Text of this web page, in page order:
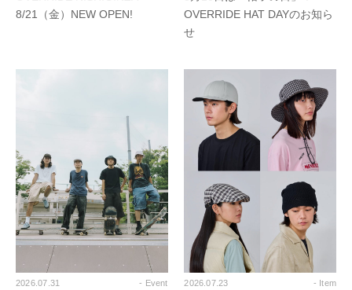
8/21（金）NEW OPEN!
OVERRIDE HAT DAYのお知ら
せ
2026.07.31 - Event 2026.07.23 - Item